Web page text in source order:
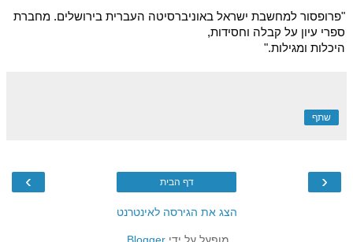
"פרופסור למחשבת ישראל באוניברסיטה העברית בירושלים. מחברת
ספרי עיון על קבלה וחסידות,
היכלות ומגילות."
שתף
‹
› דף הבית
הצג את הגירסה לאינטרנט